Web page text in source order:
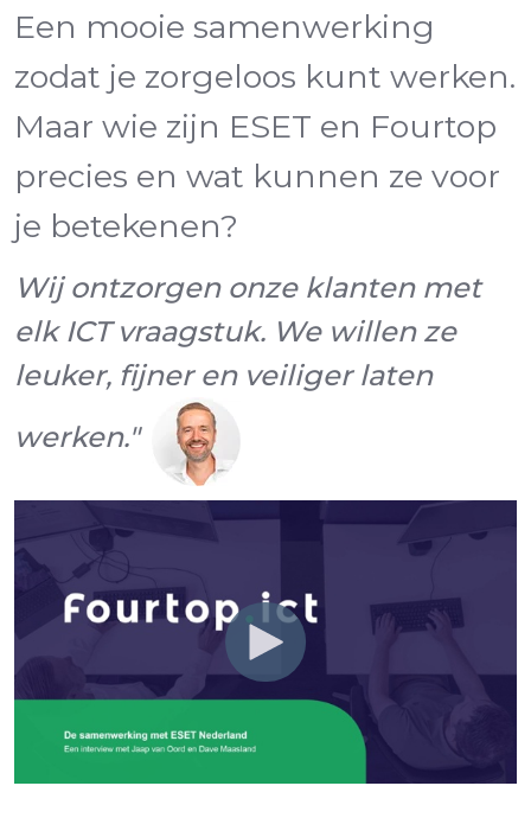
Een mooie samenwerking
zodat je zorgeloos kunt werken.
Maar wie zijn ESET en Fourtop
precies en wat kunnen ze voor
je betekenen?
Wij ontzorgen onze klanten met
elk ICT vraagstuk. We willen ze
leuker, fijner en veiliger laten
werken."